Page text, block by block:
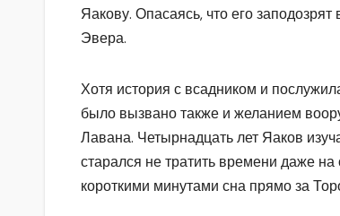
Яакову. Опасаясь, что его
Эвера.
Хотя история с всадником и
было вызвано также и желанием
Лавана. Четырнадцать лет Яаков
старался не тратить времени даже
короткими минутами сна прямо за